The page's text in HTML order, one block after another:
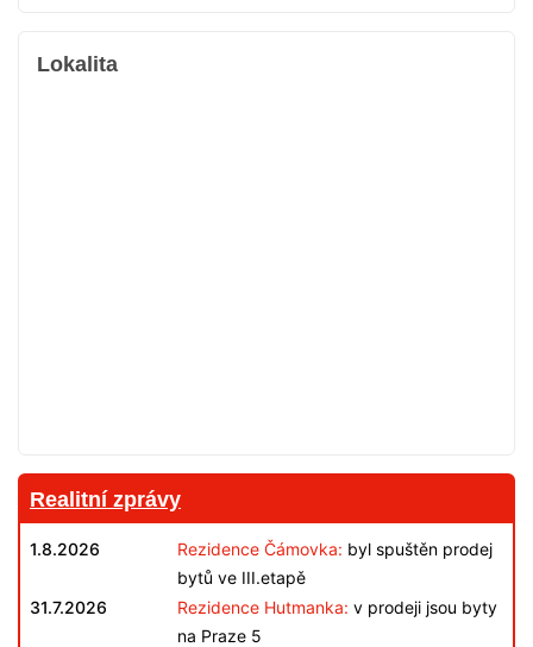
Lokalita
Realitní zprávy
1.8.2026 Rezidence Čámovka: byl spuštěn prodej
bytů ve III.etapě
31.7.2026
Rezidence Hutmanka: v prodeji jsou byty
na Praze 5